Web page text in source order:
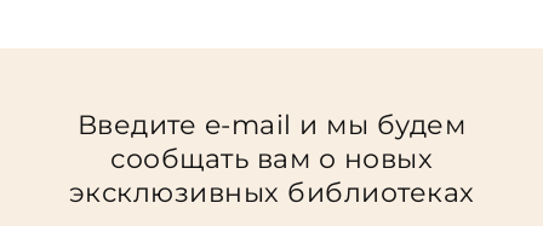
Введите e-mail и мы будем
сообщать вам о новых
эксклюзивных библиотеках